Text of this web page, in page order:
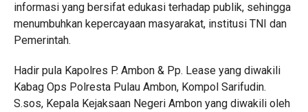
informasi yang bersifat edukasi terhadap publik, sehingga
menumbuhkan kepercayaan masyarakat, institusi TNI dan
Pemerintah.
Hadir pula Kapolres P. Ambon & Pp. Lease yang diwakili
Kabag Ops Polresta Pulau Ambon, Kompol Sarifudin.
S.sos, Kepala Kejaksaan Negeri Ambon yang diwakili oleh